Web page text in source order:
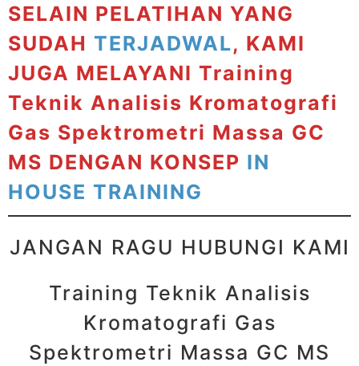
SELAIN PELATIHAN YANG
SUDAH TERJADWAL, KAMI
JUGA MELAYANI Training
Teknik Analisis Kromatografi
Gas Spektrometri Massa GC
MS DENGAN KONSEP IN
HOUSE TRAINING
JANGAN RAGU HUBUNGI KAMI
Training Teknik Analisis
Kromatografi Gas
Spektrometri Massa GC MS